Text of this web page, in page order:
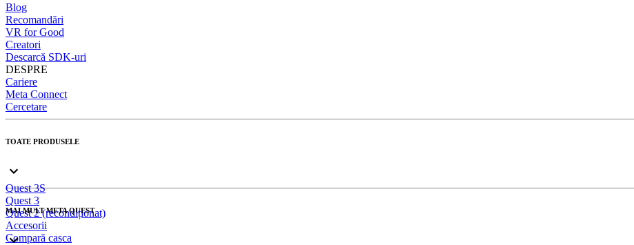
Blog
Recomandări
VR for Good
Creatori
Descarcă SDK-uri
DESPRE
Cariere
Meta Connect
Cercetare
TOATE PRODUSELE
Quest 3S
Quest 3
Quest 2 (recondiționat)
Accesorii
Compară casca
MAI MULT META QUEST